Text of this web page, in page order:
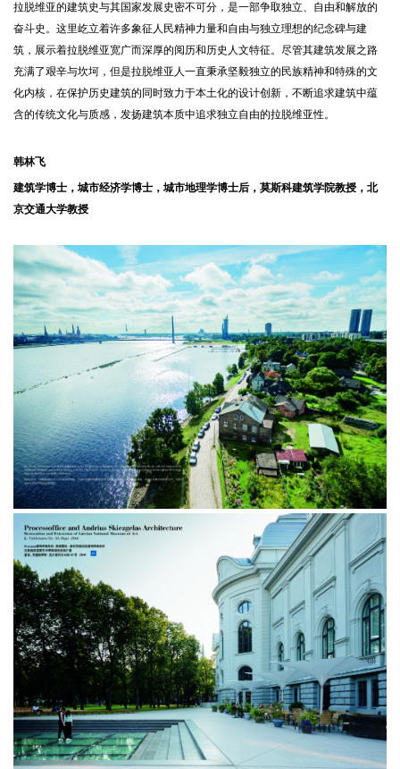
拉脱维亚的建筑史与其国家发展史密不可分，是一部争取独立、自由和解放的
奋斗史。这里屹立着许多象征人民精神力量和自由与独立理想的纪念碑与建
筑，展示着拉脱维亚宽广而深厚的阅历和历史人文特征。尽管其建筑发展之路
充满了艰辛与坎坷，但是拉脱维亚人一直秉承坚毅独立的民族精神和特殊的文
化内核，在保护历史建筑的同时致力于本土化的设计创新，不断追求建筑中蕴
含的传统文化与质感，发扬建筑本质中追求独立自由的拉脱维亚性。
韩林飞
建筑学博士，城市经济学博士，城市地理学博士后，莫斯科建筑学院教授，北
京交通大学教授